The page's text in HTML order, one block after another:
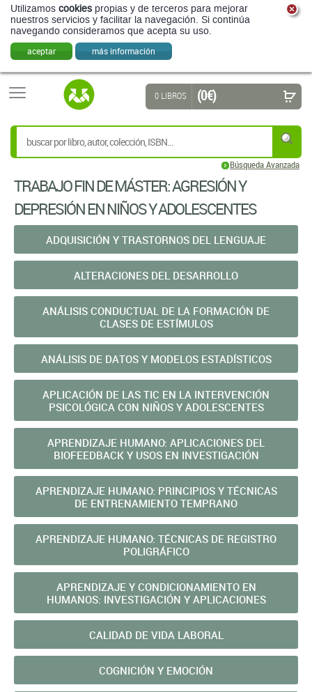
Utilizamos cookies propias y de terceros para mejorar
nuestros servicios y facilitar la navegación. Si continúa
navegando consideramos que acepta su uso.
aceptar más información
Búsqueda Avanzada
0 LIBROS (0 €)
TRABAJO FIN DE MÁSTER: AGRESIÓN Y
DEPRESIÓN EN NIÑOS Y ADOLESCENTES
ADQUISICIÓN Y TRASTORNOS DEL LENGUAJE
ALTERACIONES DEL DESARROLLO
ANÁLISIS CONDUCTUAL DE LA FORMACIÓN DE
CLASES DE ESTÍMULOS
ANÁLISIS DE DATOS Y MODELOS ESTADÍSTICOS
APLICACIÓN DE LAS TIC EN LA INTERVENCIÓN
PSICOLÓGICA CON NIÑOS Y ADOLESCENTES
APRENDIZAJE HUMANO: APLICACIONES DEL
BIOFEEDBACK Y USOS EN INVESTIGACIÓN
APRENDIZAJE HUMANO: PRINCIPIOS Y TÉCNICAS
DE ENTRENAMIENTO TEMPRANO
APRENDIZAJE HUMANO: TÉCNICAS DE REGISTRO
POLIGRÁFICO
APRENDIZAJE Y CONDICIONAMIENTO EN
HUMANOS: INVESTIGACIÓN Y APLICACIONES
CALIDAD DE VIDA LABORAL
COGNICIÓN Y EMOCIÓN